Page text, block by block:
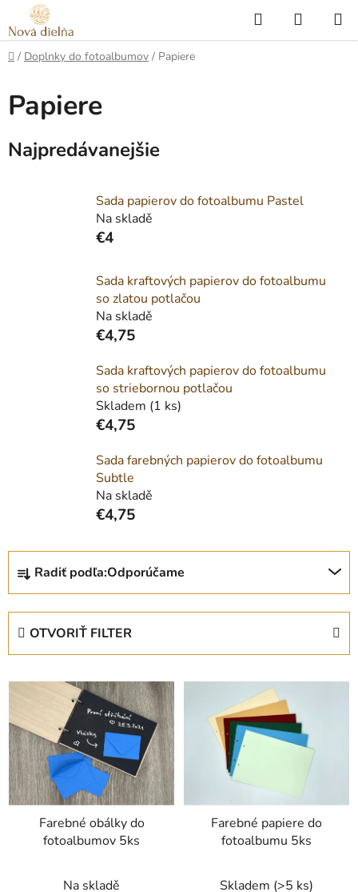
Prejsť
na
obsah
Hľadať
KOŠÍK
Domov
/ Doplnky do fotoalbumov / Papiere
Papiere
Najpredávanejšie
Sada papierov do fotoalbumu Pastel
Na skladě
€4
Sada kraftových papierov do fotoalbumu
so zlatou potlačou
Na skladě
€4,75
Sada kraftových papierov do fotoalbumu
so striebornou potlačou
Skladem (1 ks)
€4,75
Sada farebných papierov do fotoalbumu
Subtle
Na skladě
€4,75
R
d
e
r
o
d
u
k
Radiť podľa:Odporúčame
OTVORIŤ FILTER
V
p
i
s
p
r
Farebné obálky do
fotoalbumov 5ks
Na skladě
Farebné papiere do
fotoalbumu 5ks
Skladem (>5 ks)